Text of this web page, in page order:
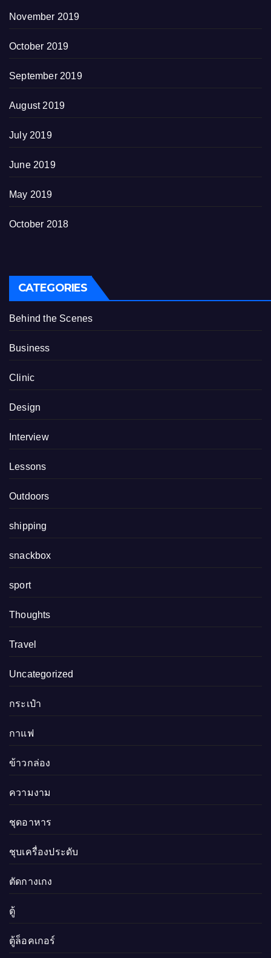
November 2019
October 2019
September 2019
August 2019
July 2019
June 2019
May 2019
October 2018
CATEGORIES
Behind the Scenes
Business
Clinic
Design
Interview
Lessons
Outdoors
shipping
snackbox
sport
Thoughts
Travel
Uncategorized
กระเป๋า
กาแฟ
ข้าวกล่อง
ความงาม
ชุดอาหาร
ชุบเครื่องประดับ
ตัดกางเกง
ตู้
ตู้ล็อคเกอร์